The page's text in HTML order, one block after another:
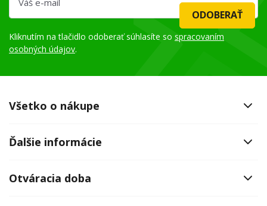
ODOBERAŤ
Kliknutím na tlačidlo odoberať súhlasíte so spracovaním
osobných údajov.
Všetko o nákupe
Ďalšie informácie
Otváracia doba